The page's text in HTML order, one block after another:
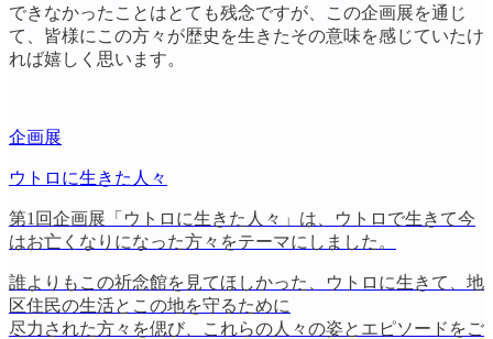
できなかったことはとても残念ですが、この企画展を通じ
て、皆様にこの方々が歴史を生きたその意味を感じていたけ
れば嬉しく思います。
企画展
ウトロに生きた人々
第1回企画展「ウトロに生きた人々」は、ウトロで生きて今
はお亡くなりになった方々をテーマにしました。
誰よりもこの祈念館を見てほしかった、ウトロに生きて、地
区住民の生活とこの地を守るために
尽力された方々を偲び、これらの人々の姿とエピソードをご